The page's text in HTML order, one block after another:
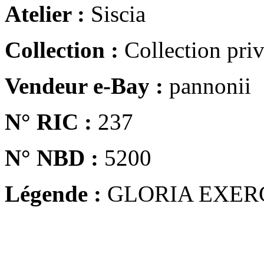
Atelier : Siscia
Collection : Collection
Vendeur e-Bay : pannonii
N° RIC : 237
N° NBD : 5200
Légende : GLORIA